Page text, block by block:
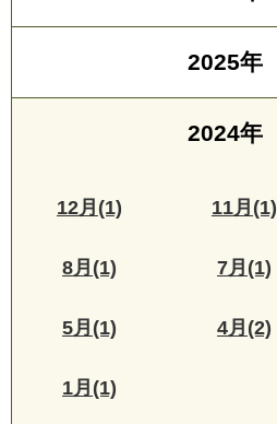
2025年
2024年
12月(1) 11月(1)
8月(1) 7月(1)
5月(1) 4月(2)
1月(1)